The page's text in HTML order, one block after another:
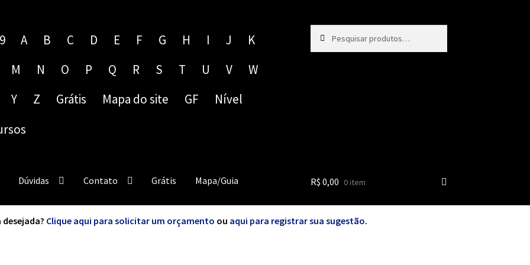
A B C D E F G H I J
K
M N O P Q R S T U V
W
Y Z Grátis Mapa do site GF
Nível
por:
Dúvidas Contato Grátis Mapa/Guia R$ 0,00 0 item
Clique aqui para solicitar um orçamento ou aqui para registrar sua sugestão.